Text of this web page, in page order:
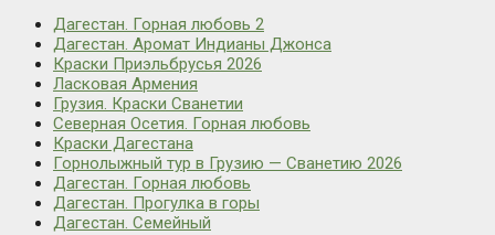
Дагестан. Горная любовь 2
Дагестан. Аромат Индианы Джонса
Краски Приэльбрусья 2026
Ласковая Армения
Грузия. Краски Сванетии
Северная Осетия. Горная любовь
Краски Дагестана
Горнолыжный тур в Грузию — Сванетию 2026
Дагестан. Горная любовь
Дагестан. Прогулка в горы
Дагестан. Семейный